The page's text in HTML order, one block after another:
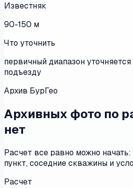
Известняк
90-150 м
Что уточнить
первичный диапазон
подъезду
Архив БурГео
Архивных фото по
нет
Расчет все равно можно
пункт, соседние скважины и
Расчет